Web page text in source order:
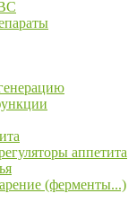
аппетита
(ферменты...)